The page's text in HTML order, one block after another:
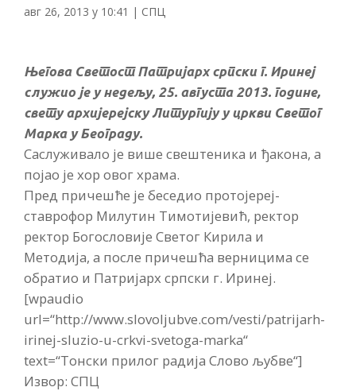
авг 26, 2013 у 10:41 | СПЦ
Његова Светост Патријарх српски г. Иринеј
служио је у недељу, 25. августа 2013. године,
свету архијерејску Литургију у цркви Светог
Марка у Београду.
Саслуживало је више свештеника и ђакона, а
појао је хор овог храма.
Пред причешће је беседио протојереј-
ставрофор Милутин Тимотијевић, ректор
ректор Богословије Светог Кирила и
Методија, а после причешћа верницима се
обратио и Патријарх српски г. Иринеј.
[wpaudio
url=“http://www.slovoljubve.com/vesti/patrijarh-
irinej-sluzio-u-crkvi-svetoga-marka“
text=“Тонски прилог радија Слово љубве“]
Извор: СПЦ